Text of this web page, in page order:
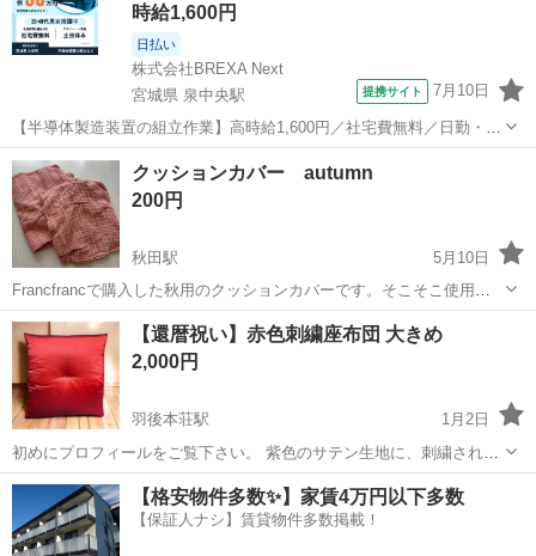
時給1,600円
日払い
株式会社BREXA Next
宮城県 泉中央駅
提携サイト 7月10日
【半導体製造装置の組立作業】高時給1,600円／社宅費無料／日勤・土
日休み／20～40代の男女活躍中！ 人気の工場のお仕事 ◇半導体製造
装置の製造◇ 【半導体製造装置を組立て】 ・ドライバー、レンチ等を
使用してのビス止め...
宮城 泉中央駅
クッションカバー autumn
200円
秋田駅
5月10日
Francfrancで購入した秋用のクッションカバーです。そこそこ使用感
があり、一箇所穴もありますので、ご了承頂ける方にお譲りします。
秋田 秋田市 秋田駅 ファブリック、カバー Francfranc
【還暦祝い】赤色刺繍座布団 大きめ
2,000円
羽後本荘駅
1月2日
初めにプロフィールをご覧下さい。 紫色のサテン生地に、刺繍された
ひょうたんのデザインが施された大きな座布団です。 1度使用して保
管しておりました。 汚れ等ありません。 65㌢×65㌢ ふわふわしていて
座り心地は最高だ...
秋田 由利本荘市 羽後本荘駅 ファブリック、カバー
ひょうたん
【格安物件多数✨】家賃4万円以下多数
【保証人ナシ】賃貸物件多数掲載！